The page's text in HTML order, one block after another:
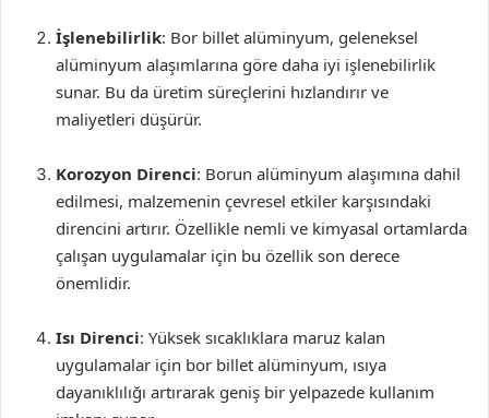
İşlenebilirlik: Bor billet alüminyum, geleneksel
alüminyum alaşımlarına göre daha iyi işlenebilirlik
sunar. Bu da üretim süreçlerini hızlandırır ve
maliyetleri düşürür.
Korozyon Direnci: Borun alüminyum alaşımına dahil
edilmesi, malzemenin çevresel etkiler karşısındaki
direncini artırır. Özellikle nemli ve kimyasal ortamlarda
çalışan uygulamalar için bu özellik son derece
önemlidir.
Isı Direnci: Yüksek sıcaklıklara maruz kalan
uygulamalar için bor billet alüminyum, ısıya
dayanıklılığı artırarak geniş bir yelpazede kullanım